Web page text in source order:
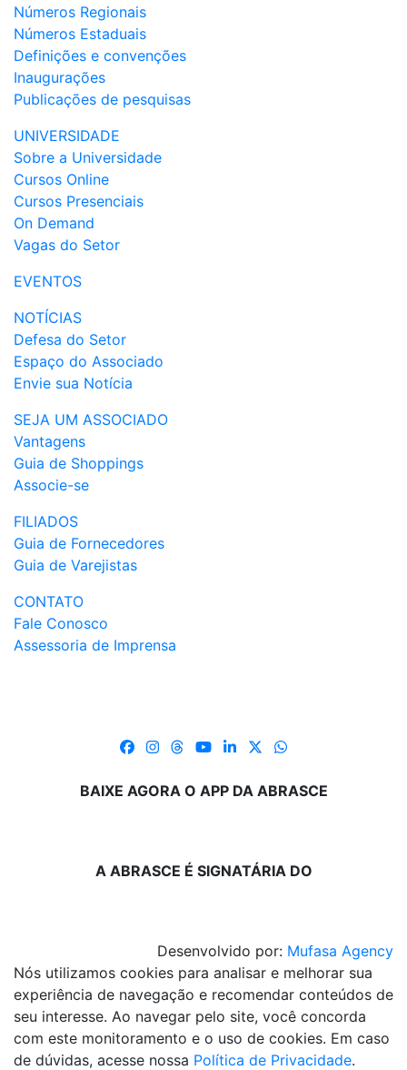
Números Regionais
Números Estaduais
Definições e convenções
Inaugurações
Publicações de pesquisas
UNIVERSIDADE
Sobre a Universidade
Cursos Online
Cursos Presenciais
On Demand
Vagas do Setor
EVENTOS
NOTÍCIAS
Defesa do Setor
Espaço do Associado
Envie sua Notícia
SEJA UM ASSOCIADO
Vantagens
Guia de Shoppings
Associe-se
FILIADOS
Guia de Fornecedores
Guia de Varejistas
CONTATO
Fale Conosco
Assessoria de Imprensa
BAIXE AGORA O APP DA ABRASCE
A ABRASCE É SIGNATÁRIA DO
Desenvolvido por: Mufasa Agency
Nós utilizamos cookies para analisar e melhorar sua
experiência de navegação e recomendar conteúdos de
seu interesse. Ao navegar pelo site, você concorda
com este monitoramento e o uso de cookies. Em caso
de dúvidas, acesse nossa Política de Privacidade.